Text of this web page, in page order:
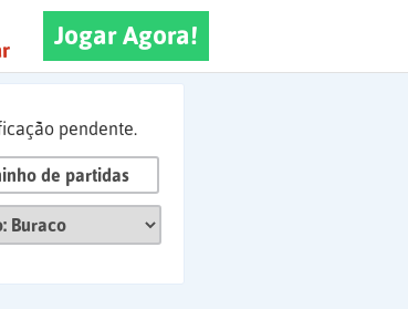
Jogar Agora!
pendente.
de partidas